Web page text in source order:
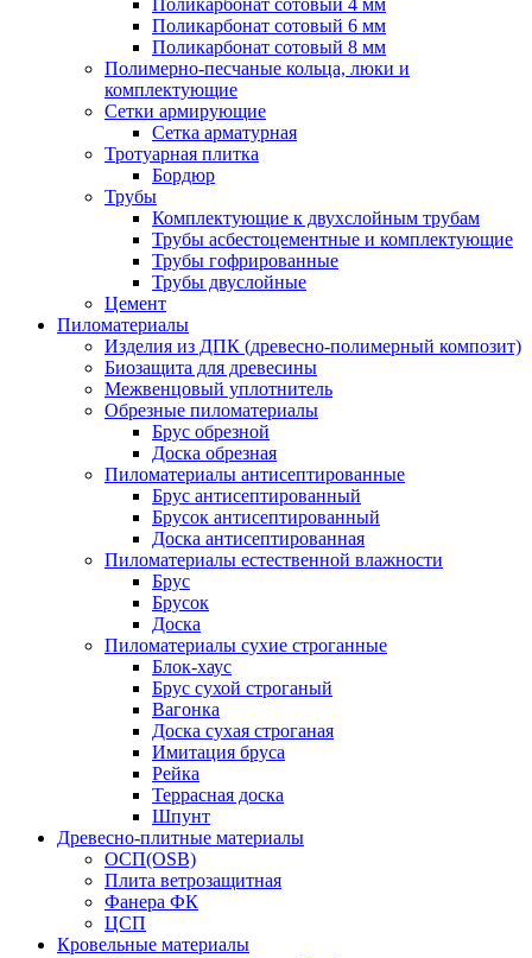
Поликарбонат сотовый 4 мм
Поликарбонат сотовый 6 мм
Поликарбонат сотовый 8 мм
Полимерно-песчаные кольца, люки и
комплектующие
Сетки армирующие
Сетка арматурная
Тротуарная плитка
Бордюр
Трубы
Комплектующие к двухслойным трубам
Трубы асбестоцементные и комплектующие
Трубы гофрированные
Трубы двуслойные
Цемент
Пиломатериалы
Изделия из ДПК (древесно-полимерный композит)
Биозащита для древесины
Межвенцовый уплотнитель
Обрезные пиломатериалы
Брус обрезной
Доска обрезная
Пиломатериалы антисептированные
Брус антисептированный
Брусок антисептированный
Доска антисептированная
Пиломатериалы естественной влажности
Брус
Брусок
Доска
Пиломатериалы сухие строганные
Блок-хаус
Брус сухой строганый
Вагонка
Доска сухая строганая
Имитация бруса
Рейка
Террасная доска
Шпунт
Древесно-плитные материалы
ОСП(OSB)
Плита ветрозащитная
Фанера ФК
ЦСП
Кровельные материалы